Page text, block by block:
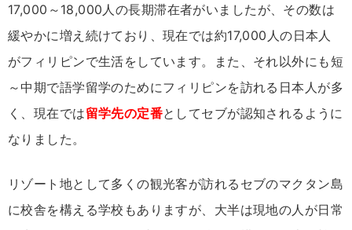
17,000～18,000人の長期滞在者がいましたが、その数は
緩やかに増え続けており、現在では約17,000人の日本人
がフィリピンで生活をしています。また、それ以外にも短
～中期で語学留学のためにフィリピンを訪れる日本人が多
く、現在では留学先の定番としてセブが認知されるように
なりました。
リゾート地として多くの観光客が訪れるセブのマクタン島
に校舎を構える学校もありますが、大半は現地の人が日常